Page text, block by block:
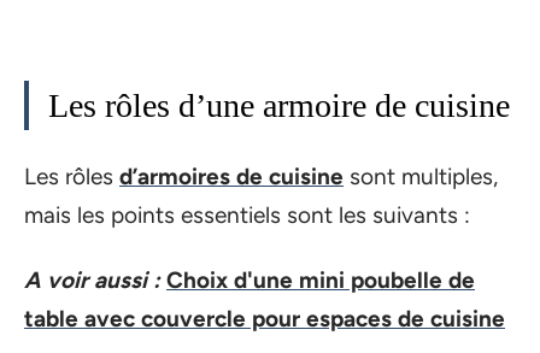
Les rôles d’une armoire de cuisine
Les rôles d’armoires de cuisine sont multiples,
mais les points essentiels sont les suivants :
A voir aussi : Choix d'une mini poubelle de
table avec couvercle pour espaces de cuisine